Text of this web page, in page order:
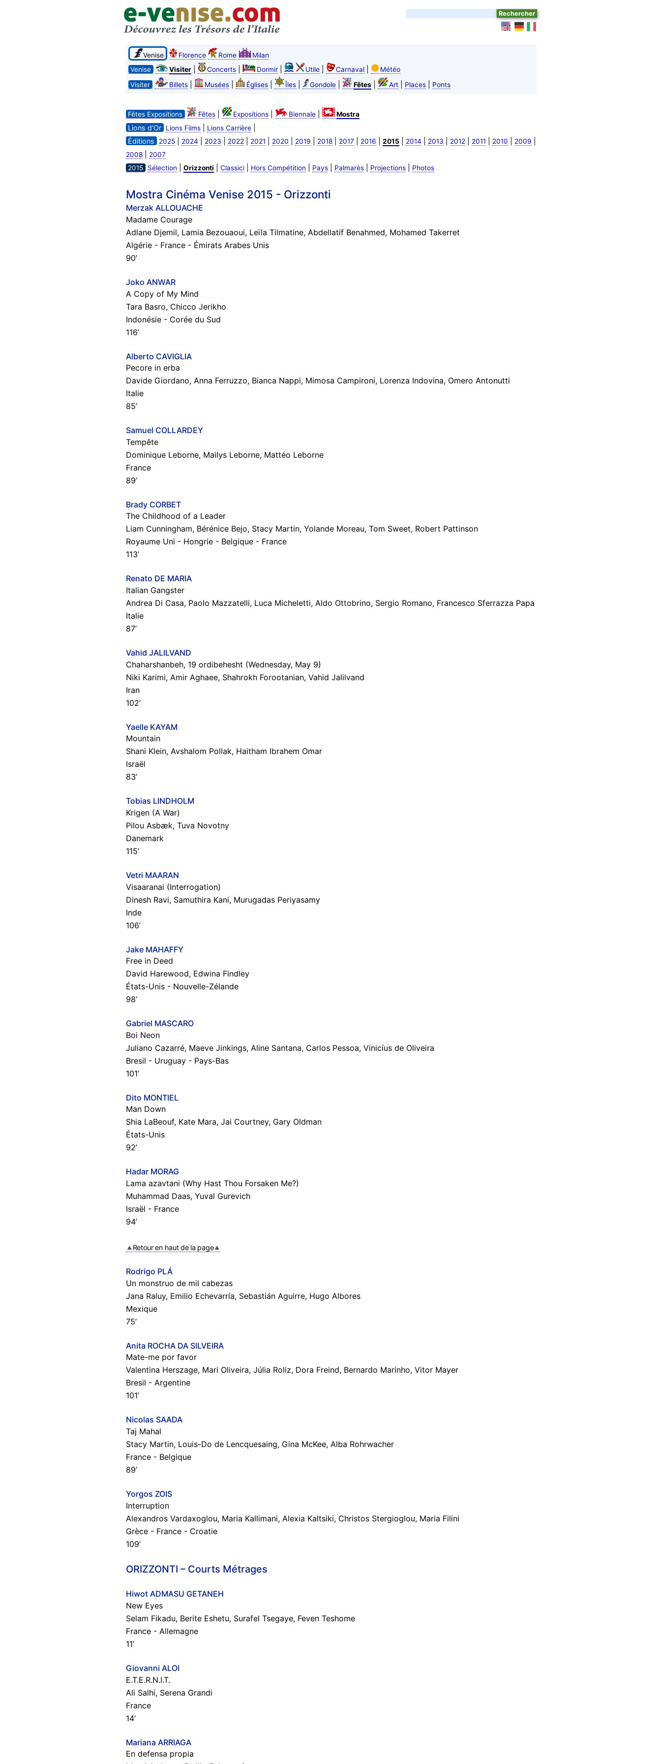
Venise Florence Rome
Milan
Venise
Visiter| Concerts| Dormir| Utile| Carnaval|
Météo
Visiter
Billets| Musées| Églises| Îles| Gondole| Fêtes| Art| Places| Ponts
Fêtes Expositions Fêtes| Expositions| Biennale| Mostra
Lions d'Or Lions Films| Lions Carrière|
Éditions
2025| 2024 2023 2022 2021 2020 2019 2018| 2017 2016 2015 2014 2013 2012 2011 2010 2009
2008|
2007
2015
Sélection Orizzonti Classici| Hors Compétition Pays| Palmarès| Projections| Photos
Mostra Cinéma Venise 2015 - Orizzonti
Merzak ALLOUACHE
Madame Courage
Adlane Djemil, Lamia Bezouaoui, Leïla Tilmatine, Abdellatif Benahmed, Mohamed Takerret
Algérie - France - Émirats Arabes Unis
90’
Joko ANWAR
A Copy of My Mind
Tara Basro, Chicco Jerikho
Indonésie - Corée du Sud
116’
Alberto CAVIGLIA
Pecore in erba
Davide Giordano, Anna Ferruzzo, Bianca Nappi, Mimosa Campironi, Lorenza Indovina, Omero Antonutti
Italie
85’
Samuel COLLARDEY
Tempête
Dominique Leborne, Mailys Leborne, Mattéo Leborne
France
89’
Brady CORBET
The Childhood of a Leader
Liam Cunningham, Bérénice Bejo, Stacy Martin, Yolande Moreau, Tom Sweet, Robert Pattinson
Royaume Uni - Hongrie - Belgique - France
113’
Renato DE MARIA
Italian Gangster
Andrea Di Casa, Paolo Mazzatelli, Luca Micheletti, Aldo Ottobrino, Sergio Romano, Francesco Sferrazza Papa
Italie
87’
Vahid JALILVAND
Chaharshanbeh, 19 ordibehesht (Wednesday, May 9)
Niki Karimi, Amir Aghaee, Shahrokh Forootanian, Vahid Jalilvand
Iran
102’
Yaelle KAYAM
Mountain
Shani Klein, Avshalom Pollak, Haitham Ibrahem Omar
Israël
83’
Tobias LINDHOLM
Krigen (A War)
Pilou Asbæk, Tuva Novotny
Danemark
115’
Vetri MAARAN
Visaaranai (Interrogation)
Dinesh Ravi, Samuthira Kani, Murugadas Periyasamy
Inde
106’
Jake MAHAFFY
Free in Deed
David Harewood, Edwina Findley
États-Unis - Nouvelle-Zélande
98’
Gabriel MASCARO
Boi Neon
Juliano Cazarré, Maeve Jinkings, Aline Santana, Carlos Pessoa, Vinicíus de Oliveira
Bresil - Uruguay - Pays-Bas
101’
Dito MONTIEL
Man Down
Shia LaBeouf, Kate Mara, Jai Courtney, Gary Oldman
États-Unis
92’
Hadar MORAG
Lama azavtani (Why Hast Thou Forsaken Me?)
Muhammad Daas, Yuval Gurevich
Israël - France
94’
Retour en haut de la page
Rodrigo PLÁ
Un monstruo de mil cabezas
Jana Raluy, Emilio Echevarría, Sebastián Aguirre, Hugo Albores
Mexique
75’
Anita ROCHA DA SILVEIRA
Mate-me por favor
Valentina Herszage, Mari Oliveira, Júlia Roliz, Dora Freind, Bernardo Marinho, Vitor Mayer
Bresil - Argentine
101’
Nicolas SAADA
Taj Mahal
Stacy Martin, Louis-Do de Lencquesaing, Gina McKee, Alba Rohrwacher
France - Belgique
89’
Yorgos ZOIS
Interruption
Alexandros Vardaxoglou, Maria Kallimani, Alexia Kaltsiki, Christos Stergioglou, Maria Filini
Grèce - France - Croatie
109’
ORIZZONTI – Courts Métrages
Hiwot ADMASU GETANEH
New Eyes
Selam Fikadu, Berite Eshetu, Surafel Tsegaye, Feven Teshome
France - Allemagne
11’
Giovanni ALOI
E.T.E.R.N.I.T.
Ali Salhi, Serena Grandi
France
14’
Mariana ARRIAGA
En defensa propia